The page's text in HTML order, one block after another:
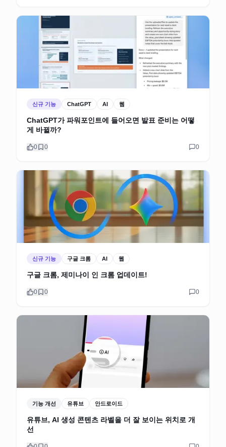
신규 기능 ChatGPT AI 웹
ChatGPT가 파워포인트에 들어오면 발표 준비는 어떻
게 바뀔까?
0 0 0
신규 기능 구글 크롬 AI 웹
구글 크롬, 제미나이 인 크롬 업데이트!
0 0 0
기능 개선 유튜브 안드로이드
유튜브, AI 생성 콘텐츠 라벨을 더 잘 보이는 위치로 개
선